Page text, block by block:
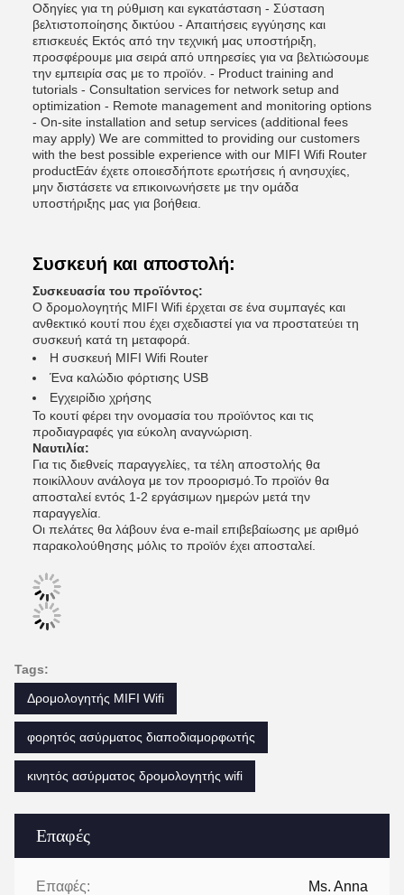
Επαφές
Επαφές: Ms. Anna
Οδηγίες για τη ρύθμιση και εγκατάσταση - Σύσταση
βελτιστοποίησης δικτύου - Απαιτήσεις εγγύησης και
επισκευές Εκτός από την τεχνική μας υποστήριξη,
προσφέρουμε μια σειρά από υπηρεσίες για να βελτιώσουμε
την εμπειρία σας με το προϊόν. - Product training and
tutorials - Consultation services for network setup and
optimization - Remote management and monitoring options
- On-site installation and setup services (additional fees
may apply) We are committed to providing our customers
with the best possible experience with our MIFI Wifi Router
productΕάν έχετε οποιεσδήποτε ερωτήσεις ή ανησυχίες,
μην διστάσετε να επικοινωνήσετε με την ομάδα
υποστήριξης μας για βοήθεια.
Συσκευή και αποστολή:
Συσκευασία του προϊόντος:
Ο δρομολογητής MIFI Wifi έρχεται σε ένα συμπαγές και
ανθεκτικό κουτί που έχει σχεδιαστεί για να προστατεύει τη
συσκευή κατά τη μεταφορά.
Η συσκευή MIFI Wifi Router
Ένα καλώδιο φόρτισης USB
Εγχειρίδιο χρήσης
Το κουτί φέρει την ονομασία του προϊόντος και τις
προδιαγραφές για εύκολη αναγνώριση.
Ναυτιλία:
Για τις διεθνείς παραγγελίες, τα τέλη αποστολής θα
ποικίλλουν ανάλογα με τον προορισμό.Το προϊόν θα
αποσταλεί εντός 1-2 εργάσιμων ημερών μετά την
παραγγελία.
Οι πελάτες θα λάβουν ένα e-mail επιβεβαίωσης με αριθμό
παρακολούθησης μόλις το προϊόν έχει αποσταλεί.
Tags:
Δρομολογητής MIFI Wifi
φορητός ασύρματος διαποδιαμορφωτής
κινητός ασύρματος δρομολογητής wifi